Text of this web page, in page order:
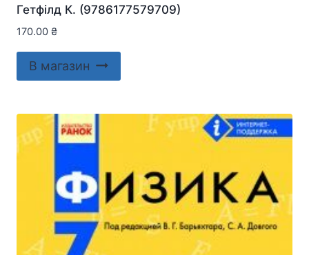
Гетфілд К. (9786177579709)
170.00 ₴
В магазин